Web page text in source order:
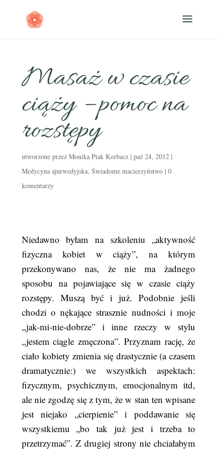
Masaż w czasie
ciąży – pomoc na
rozstępy
utworzone przez Monika Ptak Korbacz| paź 24, 2012|
Medycyna ajurwedyjska, Świadome macierzyństwo| 0
komentarzy
Niedawno byłam na szkoleniu „aktywność
fizyczna kobiet w ciąży”, na którym
przekonywano nas, że nie ma żadnego
sposobu na pojawiające się w czasie ciąży
rozstępy. Muszą być i już. Podobnie jeśli
chodzi o nękające strasznie nudności i moje
„jak-mi-nie-dobrze” i inne rzeczy w stylu
„jestem ciągle zmęczona”. Przyznam rację, że
ciało kobiety zmienia się drastycznie (a czasem
dramatycznie:) we wszystkich aspektach:
fizycznym, psychicznym, emocjonalnym itd,
ale nie zgodzę się z tym, że w stan ten wpisane
jest niejako „cierpienie” i poddawanie się
wszystkiemu „bo tak już jest i trzeba to
przetrzymać”. Z drugiej strony nie chciałabym